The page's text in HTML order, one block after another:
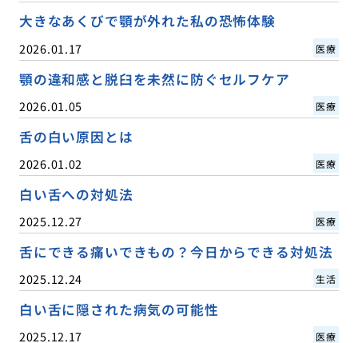
大きなあくびで顎が外れた私の恐怖体験
2026.01.17 医療
顎の違和感と脱臼を未然に防ぐセルフケア
2026.01.05 医療
舌の白い原因とは
2026.01.02 医療
白い舌への対処法
2025.12.27 医療
舌にできる痛いできもの？今日からできる対処法
2025.12.24 生活
白い舌に隠された病気の可能性
2025.12.17 医療